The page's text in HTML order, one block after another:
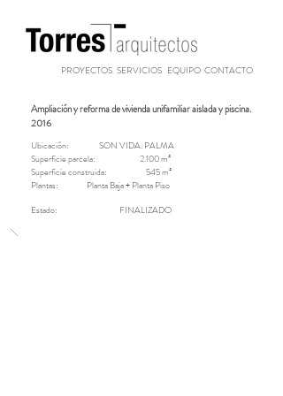
PROYECTOS SERVICIOS EQUIPO CONTACTO
Ampliación y reforma de vivienda unifamiliar aislada y piscina.
2016
​Ubicación:
SON VIDA. PALMA
Superficie parcela: 2.100 m²
Superficie construida: 545 m²
Plantas: Planta Baja + Planta Piso
Estado: FINALIZADO